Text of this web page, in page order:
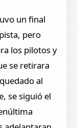
un final
pero
los pilotos y
se retirara
al
se siguió el